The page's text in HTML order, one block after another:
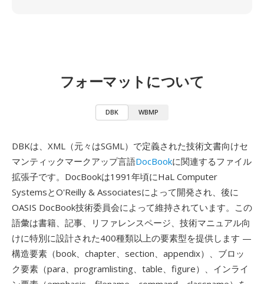
フォーマットについて
DBK WBMP
DBKは、XML（元々はSGML）で定義された技術文書向けセ
マンティックマークアップ言語DocBookに関連するファイル
拡張子です。DocBookは1991年頃にHaL Computer
SystemsとO'Reilly & Associatesによって開発され、後に
OASIS DocBook技術委員会によって維持されています。この
語彙は書籍、記事、リファレンスページ、技術マニュアル向
けに特別に設計された400種類以上の要素型を提供します —
構造要素（book、chapter、section、appendix）、ブロッ
ク要素（para、programlisting、table、figure）、インライ